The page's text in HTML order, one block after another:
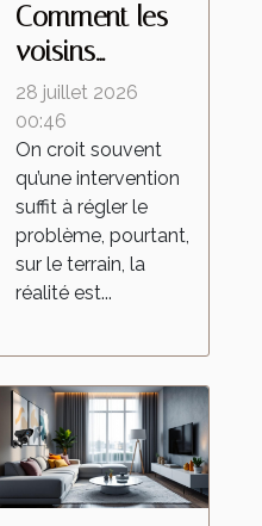
Comment les
voisins
influencent le
retour des
insectes
malgré une
intervention
locale
28 juillet 2026
00:46
On croit souvent
qu’une intervention
suffit à régler le
problème, pourtant,
sur le terrain, la
réalité est...